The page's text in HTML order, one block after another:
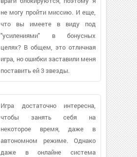
не могу пройти миссию. И еще,
что вы имеете в виду под
"усилениями" в бонусных
целях? В общем, это отличная
игра, но ошибки заставили меня
поставить ей 3 звезды.
Игра достаточно интересна,
чтобы занять себя на
некоторое время, даже в
автономном режиме. Однако
даже в онлайне система